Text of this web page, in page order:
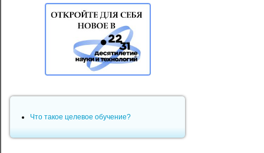
Что такое целевое обучение?